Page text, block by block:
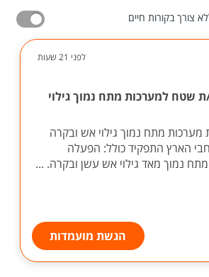
צורך בקורות חיים
לפני 21 שעות
שטח למערכות מתח נמוך גילוי
מתח נמוך גילוי אש ובקרה
הארץ התפקיד כולל: הפעלה
נמוך מאד גילוי אש עשן ובקרה. ...
הגשת מועמדות